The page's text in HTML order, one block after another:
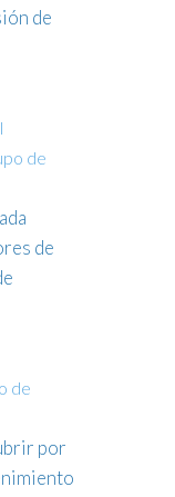
de
de
de
de
por